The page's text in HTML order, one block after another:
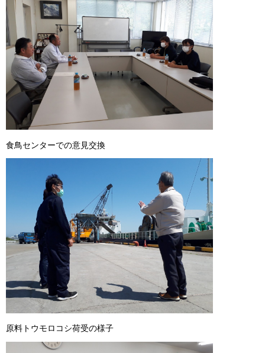
食鳥センターでの意見交換
原料トウモロコシ荷受の様子